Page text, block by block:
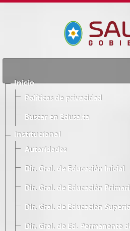
Inicio
Políticas de privacidad
Buscar en Edusalta
Institucional
Autoridades
Dir. Gral. de Educación Inicial
Dir. Gral. de Educación
Dir. Gral. de Educación
Dir. Gral. de Ed. Permanente